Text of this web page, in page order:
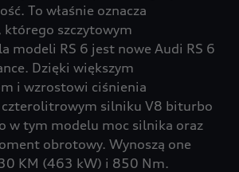
To właśnie oznacza
którego szczytowym
modeli RS 6 jest nowe Audi RS 6
Dzięki większym
i wzrostowi ciśnienia
czterolitrowym silniku V8 biturbo
w tym modelu moc silnika oraz
obrotowy. Wynoszą one
KM (463 kW) i 850 Nm.